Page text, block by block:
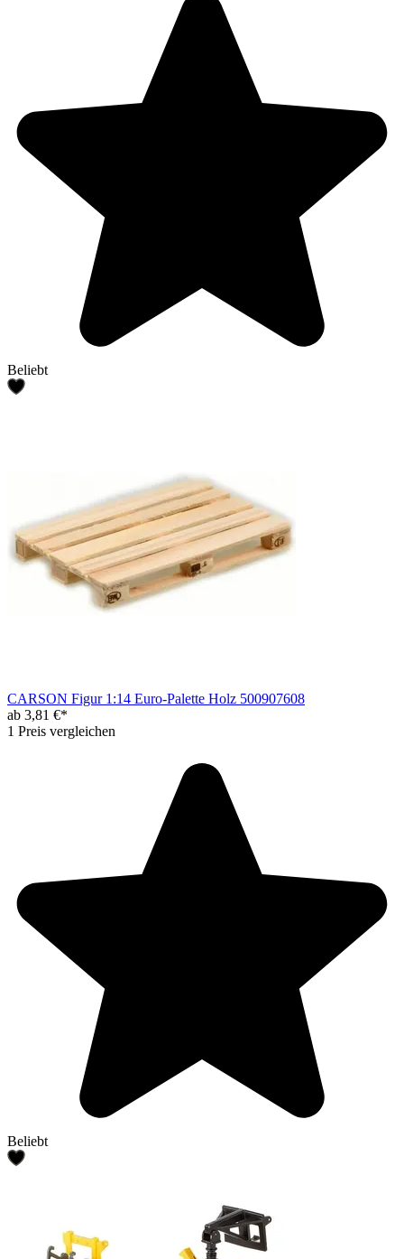
Beliebt
CARSON Figur 1:14 Euro-Palette Holz 500907608
ab 3,81 €*
1 Preis vergleichen
Beliebt